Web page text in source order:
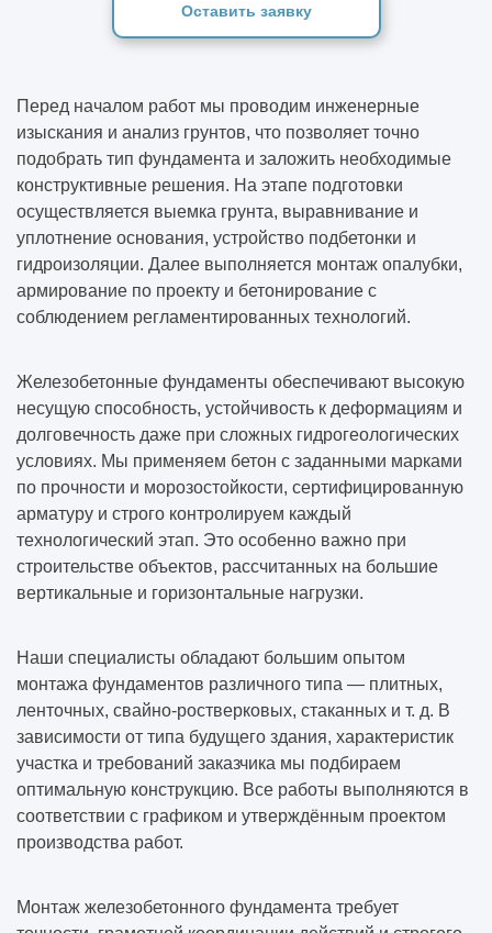
Оставить заявку
Перед началом работ мы проводим инженерные
изыскания и анализ грунтов, что позволяет точно
подобрать тип фундамента и заложить необходимые
конструктивные решения. На этапе подготовки
осуществляется выемка грунта, выравнивание и
уплотнение основания, устройство подбетонки и
гидроизоляции. Далее выполняется монтаж опалубки,
армирование по проекту и бетонирование с
соблюдением регламентированных технологий.
Железобетонные фундаменты обеспечивают высокую
несущую способность, устойчивость к деформациям и
долговечность даже при сложных гидрогеологических
условиях. Мы применяем бетон с заданными марками
по прочности и морозостойкости, сертифицированную
арматуру и строго контролируем каждый
технологический этап. Это особенно важно при
строительстве объектов, рассчитанных на большие
вертикальные и горизонтальные нагрузки.
Наши специалисты обладают большим опытом
монтажа фундаментов различного типа — плитных,
ленточных, свайно-ростверковых, стаканных и т. д. В
зависимости от типа будущего здания, характеристик
участка и требований заказчика мы подбираем
оптимальную конструкцию. Все работы выполняются в
соответствии с графиком и утверждённым проектом
производства работ.
Монтаж железобетонного фундамента требует